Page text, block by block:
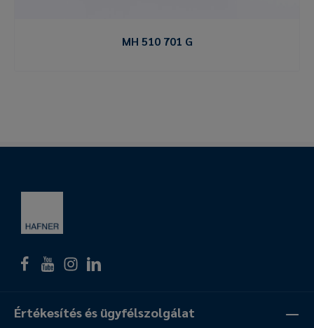
MH 510 701 G
Értékesítés és ügyfélszolgálat